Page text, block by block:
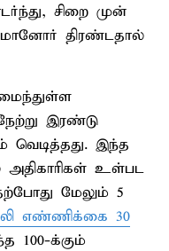
சிறை முன்
திரண்டதால்
இரண்டு
வெடித்தது. இந்த
உள்பட
மேலும் 5
எண்ணிக்கை 30
100-க்கும்